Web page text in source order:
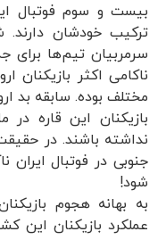
بیست و سوم فوتبال
ترکیب خودشان دارند.
سرمربیان تیم‌ها برای
ناکامی اکثر بازیکنان
مختلف بوده. سابقه بد
بازیکنان این قاره در
نداشته باشند. در
جنوبی در فوتبال
شود!
به بهانه هجوم
عملکرد بازیکنان این